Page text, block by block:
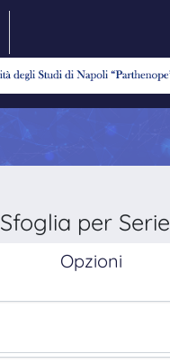
Sfoglia per Serie
Opzioni